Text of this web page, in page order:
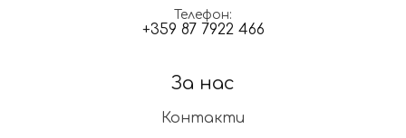
За нас
Контакти
Телефон
+359 87 7922 466